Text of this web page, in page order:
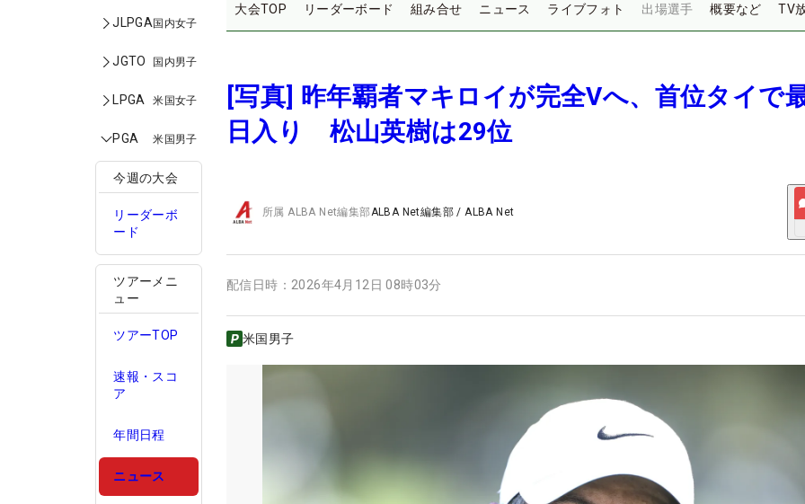
JLPGA国内女子
JGTO 国内男子
LPGA 米国女子
PGA 米国男子
今週の大会
リーダーボ
ード
ツアーメニ
ュー
ツアーTOP
速報・スコ
ア
年間日程
ニュース
大会TOP リーダーボード 組み合せ ニュース ライブフォト 出場選手 概要など TV
[写真] 昨年覇者マキロイが完全Vへ、首位タイで
日入り 松山英樹は29位
所属ALBA Net編集部ALBA Net編集部 /ALBA Net
配信日時： 2026年4月12日 08時03分
米国男子